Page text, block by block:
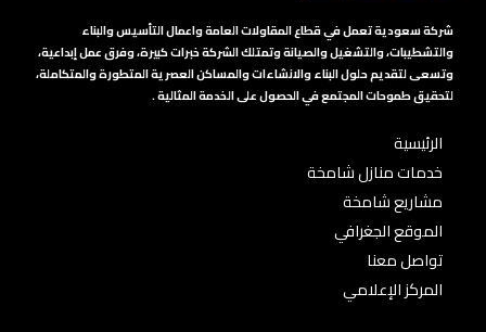
شركة سعودية تعمل في قطاع المقاولات العامة واعمال التأسيس والبناء
والتشطيبات، والتشغيل والصيانة وتمتلك الشركة خبرات كبيرة، وفرق عمل إبداعية،
وتسعى لتقديم حلول البناء والانشاءات والمساكن العصرية المتطورة والمتكاملة،
لتحقيق طموحات المجتمع في الحصول على الخدمة المثالية .
الرئيسية
خدمات منازل شامخة
مشاريع شامخة
الموقع الجغرافي
تواصل معنا
المركز الإعلامي